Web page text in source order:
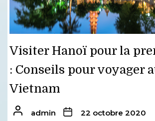
Visiter Hanoï pour la
: Conseils pour voyager
Vietnam
admin 22 octobre 2020